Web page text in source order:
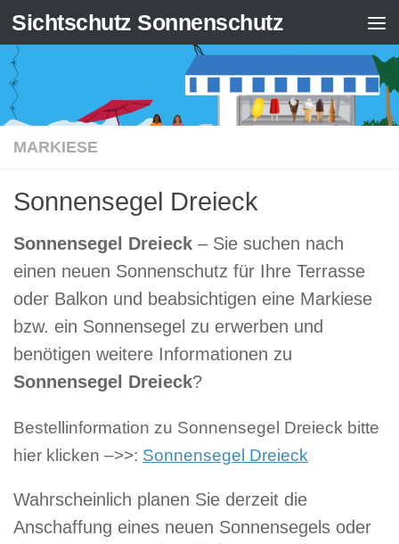
Zum Inhalt springen
Sichtschutz Sonnenschutz
MARKIESE
Sonnensegel Dreieck
Sonnensegel Dreieck – Sie suchen nach
einen neuen Sonnenschutz für Ihre Terrasse
oder Balkon und beabsichtigen eine Markiese
bzw. ein Sonnensegel zu erwerben und
benötigen weitere Informationen zu
Sonnensegel Dreieck?
Bestellinformation zu Sonnensegel Dreieck bitte
hier klicken –>>: Sonnensegel Dreieck
Wahrscheinlich planen Sie derzeit die
Anschaffung eines neuen Sonnensegels oder